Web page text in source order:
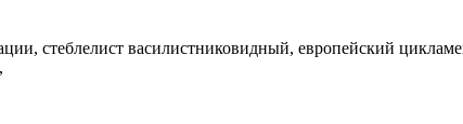
стеблелист василистниковидный, европейский